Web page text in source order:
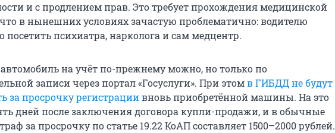
и с продлением прав. Это требует прохождения медицинской
в нынешних условиях зачастую проблематично: водителю
посетить психиатра, нарколога и сам медцентр.
на учёт по-прежнему можно, но только по
записи через портал «Госуслуги». При этомв ГИБДД не будут
за просрочку регистрациивновь приобретённой машины. На это
дней после заключения договора купли-продажи, и в обычные
за просрочку по статье 19.22 КоАП составляет 1500–2000 рублей.